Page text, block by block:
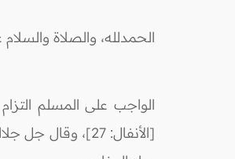
الحمدلله، والصلاة
الواجب على المسلم